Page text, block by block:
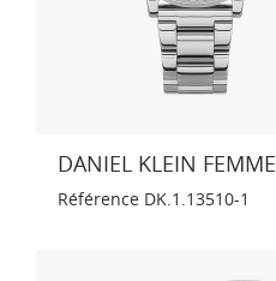
DANIEL KLEIN FEMME
Référence DK.1.13510-1